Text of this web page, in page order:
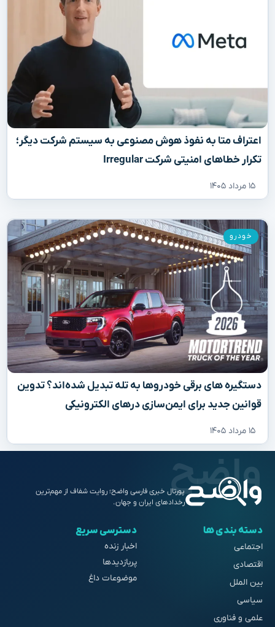
اعتراف متا به نفوذ هوش مصنوعی به سیستم شرکت دیگر؛
تکرار خطاهای امنیتی شرکت Irregular
۱۵ مرداد ۱۴۰۵
دستگیره‌ های برقی خودروها به تله تبدیل شده‌اند؟ تدوین
قوانین جدید برای ایمن‌سازی درهای الکترونیکی
۱۵ مرداد ۱۴۰۵
خودرو
پورتال خبری فارسی واضح؛ روایت شفاف از مهم‌ترین
رخدادهای ایران و جهان.
دسته بندی ها
اجتماعی
اقتصادی
بین الملل
سیاسی
علمی و فناوری
دسترسی سریع
اخبار زنده
پربازدیدها
موضوعات داغ